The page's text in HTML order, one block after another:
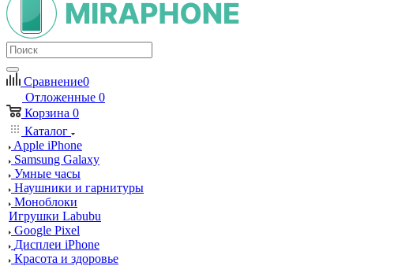
Сравнение0
Отложенные 0
Корзина 0
Каталог
Apple iPhone
Samsung Galaxy
Умные часы
Наушники и гарнитуры
Моноблоки
Игрушки Labubu
Google Pixel
Дисплеи iPhone
Красота и здоровье